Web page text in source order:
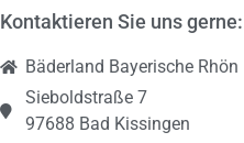
Kontaktieren Sie uns gerne:
Bäderland Bayerische Rhön
Sieboldstraße 7
97688 Bad Kissingen